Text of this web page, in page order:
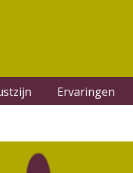
Ervaringen